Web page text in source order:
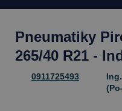
Pneumatiky
265/40 R21 -
0911725493